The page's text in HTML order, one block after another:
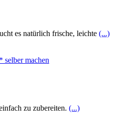
es natürlich frische, leichte (...)
zu zubereiten. (...)